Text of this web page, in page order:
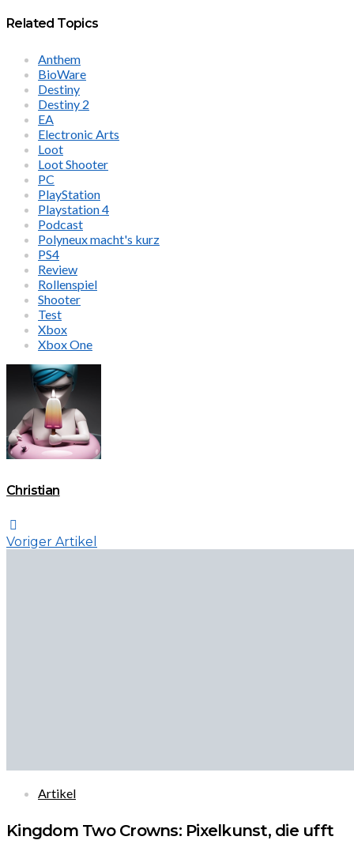
Related Topics
Anthem
BioWare
Destiny
Destiny 2
EA
Electronic Arts
Loot
Loot Shooter
PC
PlayStation
Playstation 4
Podcast
Polyneux macht's kurz
PS4
Review
Rollenspiel
Shooter
Test
Xbox
Xbox One
Christian
Voriger Artikel
Artikel
Kingdom Two Crowns: Pixelkunst, die ufft